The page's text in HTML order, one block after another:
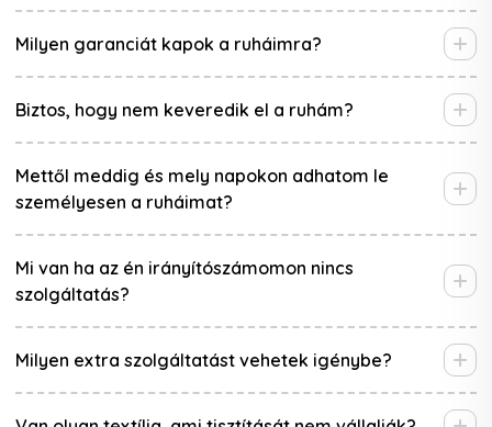
Milyen garanciát kapok a ruháimra?
Biztos, hogy nem keveredik el a ruhám?
Mettől meddig és mely napokon adhatom le
személyesen a ruháimat?
Mi van ha az én irányítószámomon nincs
szolgáltatás?
Milyen extra szolgáltatást vehetek igénybe?